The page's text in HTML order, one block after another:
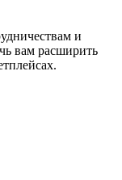
и
вам расширить